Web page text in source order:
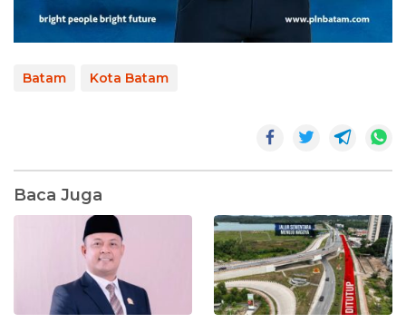
Batam Kota Batam
Baca Juga